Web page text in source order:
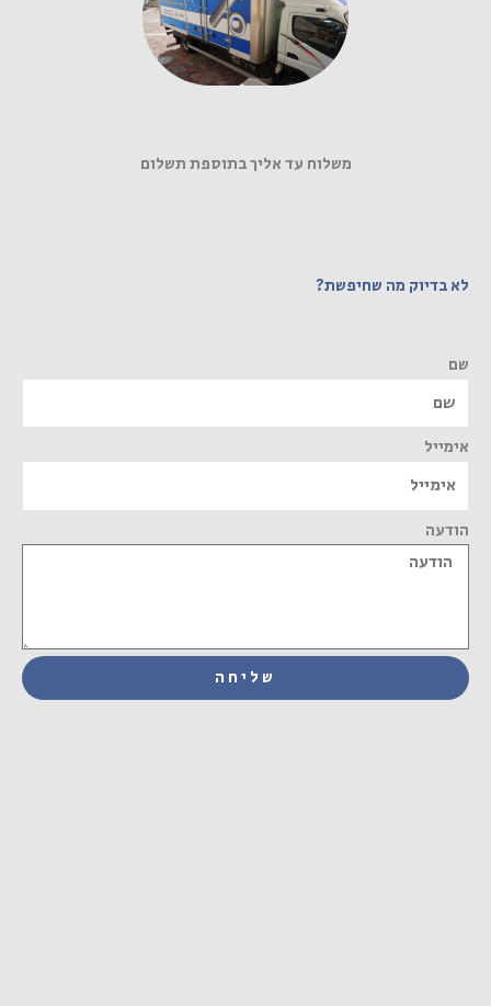
משלוח עד אליך בתוספת תשלום
לא בדיוק מה שחיפשת?
שם
אימייל
הודעה
שליחה